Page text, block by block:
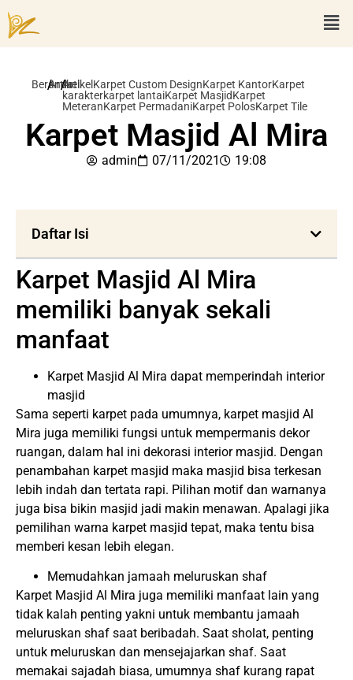
Beranda
/Artikel
/Artikel Karpet Custom DesignKarpet KantorKarpet
karakterkarpet lantaiKarpet MasjidKarpet
MeteranKarpet PermadaniKarpet PolosKarpet Tile
Karpet Masjid Al Mira
admin 07/11/2021 19:08
Daftar Isi
Karpet Masjid Al Mira
memiliki banyak sekali
manfaat
Karpet Masjid Al Mira dapat memperindah interior
masjid
Sama seperti karpet pada umumnya, karpet masjid Al
Mira juga memiliki fungsi untuk mempermanis dekor
ruangan, dalam hal ini dekorasi interior masjid. Dengan
penambahan karpet masjid maka masjid bisa terkesan
lebih indah dan tertata rapi. Pilihan motif dan warnanya
juga bisa bikin masjid jadi makin menawan. Apalagi jika
pemilihan warna karpet masjid tepat, maka tentu bisa
memberi kesan lebih elegan.
Memudahkan jamaah meluruskan shaf
Karpet Masjid Al Mira juga memiliki manfaat lain yang
tidak kalah penting yakni untuk membantu jamaah
meluruskan shaf saat beribadah. Saat sholat, penting
untuk meluruskan dan mensejajarkan shaf. Saat
memakai sajadah biasa, umumnya shaf kurang rapat